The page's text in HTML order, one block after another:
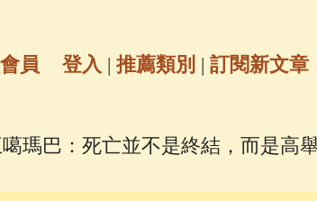
放生護生 (133) 戒除邪淫(129)
身舍利寶篋印陀羅尼經
員 登入 | 推薦類別 | 訂閱新文章
瑪巴：死亡並不是終結，而是高